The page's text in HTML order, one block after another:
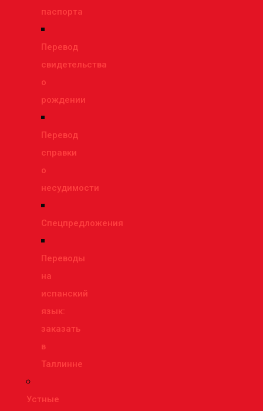
паспорта
Перевод
свидетельства
о
рождении
Перевод
справки
о
несудимости
Спецпредложения
Переводы
на
испанский
язык:
заказать
в
Таллинне
Устные